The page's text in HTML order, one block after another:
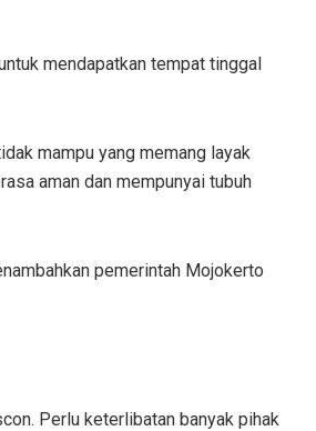
mendapatkan tempat tinggal
mampu yang memang layak
aman dan mempunyai tubuh
pemerintah Mojokerto
Perlu keterlibatan banyak pihak